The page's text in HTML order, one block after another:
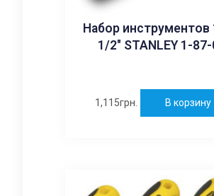
Набор инструментов
1/2″ STANLEY 1-
1,115грн. В корзину